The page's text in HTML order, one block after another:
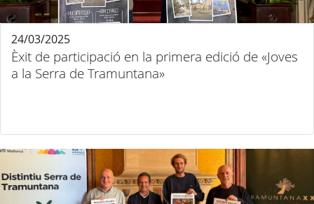
Èxit de participació en la primera edició de «Joves
a la Serra de Tramuntana»
24/03/2025